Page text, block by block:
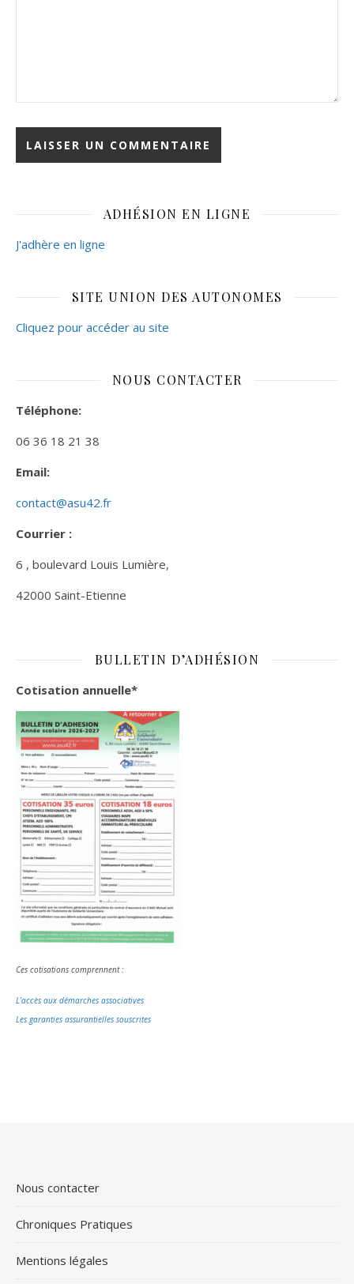
ADHÉSION EN LIGNE
J'adhère en ligne
SITE UNION DES AUTONOMES
Cliquez pour accéder au site
NOUS CONTACTER
Téléphone:
06 36 18 21 38
Email:
contact@asu42.fr
Courrier :
6 , boulevard Louis Lumière,
42000 Saint-Etienne
BULLETIN D’ADHÉSION
Cotisation annuelle*
Ces cotisations comprennent :
L’accès aux démarches associatives
Les garanties assurantielles souscrites
Nous contacter
Chroniques Pratiques
Mentions légales